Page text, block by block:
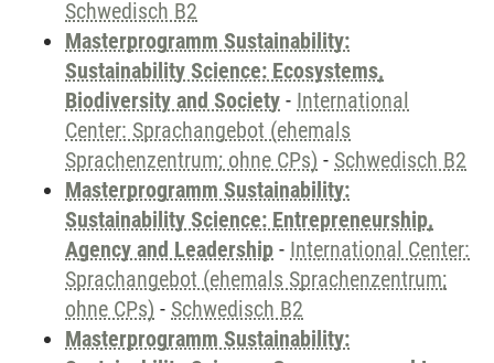
Schwedisch B2
Masterprogramm Sustainability:
Sustainability Science: Ecosystems,
Biodiversity and Society - International
Center: Sprachangebot (ehemals
Sprachenzentrum; ohne CPs) - Schwedisch B2
Masterprogramm Sustainability:
Sustainability Science: Entrepreneurship,
Agency and Leadership - International Center:
Sprachangebot (ehemals Sprachenzentrum;
ohne CPs) - Schwedisch B2
Masterprogramm Sustainability: